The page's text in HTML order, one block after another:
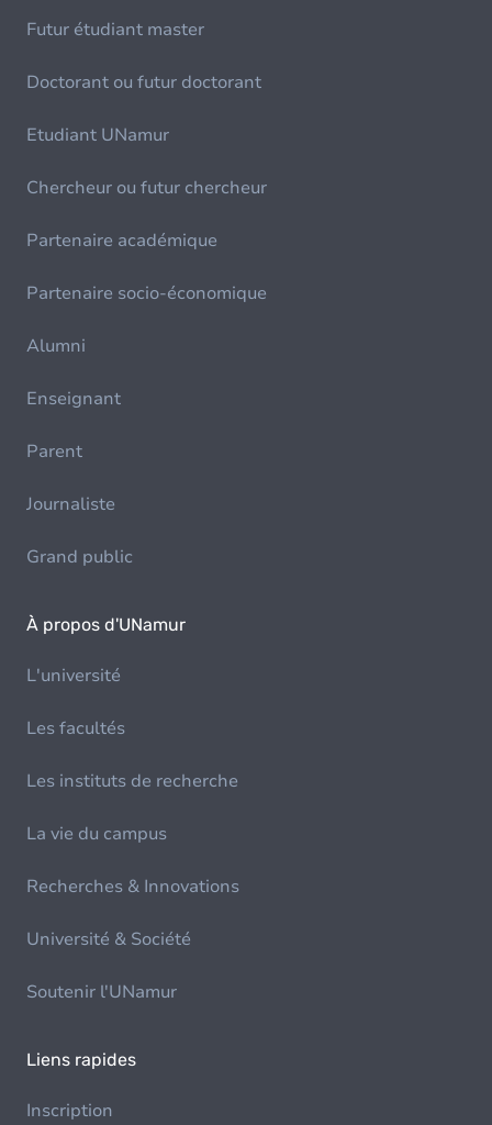
Futur étudiant master
Doctorant ou futur doctorant
Etudiant UNamur
Chercheur ou futur chercheur
Partenaire académique
Partenaire socio-économique
Alumni
Enseignant
Parent
Journaliste
Grand public
À propos d'UNamur
L'université
Les facultés
Les instituts de recherche
La vie du campus
Recherches & Innovations
Université & Société
Soutenir l'UNamur
Liens rapides
Inscription